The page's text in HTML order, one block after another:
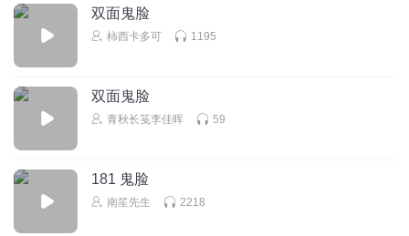
双面鬼脸
柿西卡多可 1195
双面鬼脸
青秋长笺李佳晖 59
181 鬼脸
南笙先生 2218